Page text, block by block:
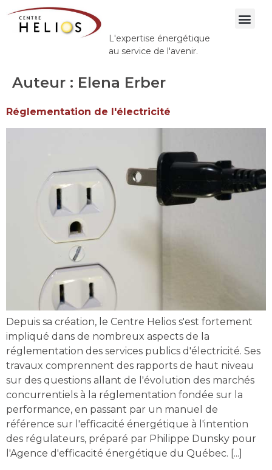
L'expertise énergétique
au service de l'avenir.
Auteur : Elena Erber
Réglementation de l'électricité
Depuis sa création, le Centre Helios s'est fortement
impliqué dans de nombreux aspects de la
réglementation des services publics d'électricité. Ses
travaux comprennent des rapports de haut niveau
sur des questions allant de l'évolution des marchés
concurrentiels à la réglementation fondée sur la
performance, en passant par un manuel de
référence sur l'efficacité énergétique à l'intention
des régulateurs, préparé par Philippe Dunsky pour
l'Agence d'efficacité énergétique du Québec. [...]